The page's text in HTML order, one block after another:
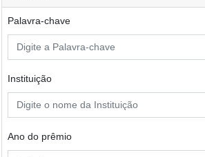
Palavra-chave
Instituição
Ano do prêmio